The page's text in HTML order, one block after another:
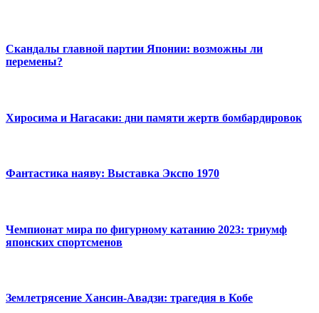
Скандалы главной партии Японии: возможны ли
перемены?
Хиросима и Нагасаки: дни памяти жертв бомбардировок
Фантастика наяву: Выставка Экспо 1970
Чемпионат мира по фигурному катанию 2023: триумф
японских спортсменов
Землетрясение Хансин-Авадзи: трагедия в Кобе